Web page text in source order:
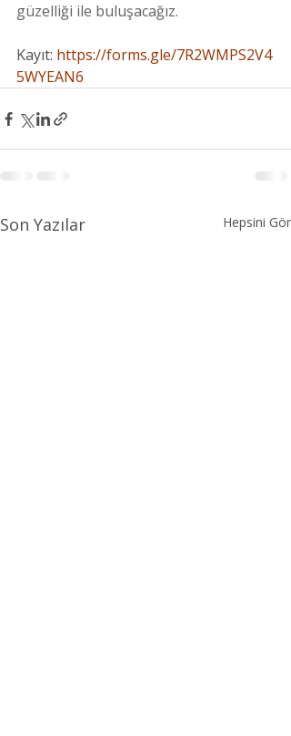
güzelliği ile buluşacağız.
Kayıt: https://forms.gle/7R2WMPS2V4
5WYEAN6
Son Yazılar Hepsini Gör